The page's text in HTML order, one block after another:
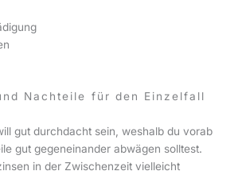
Nachteile für den Einzelfall
gut durchdacht sein, weshalb du vorab
gut gegeneinander abwägen solltest.
in der Zwischenzeit vielleicht